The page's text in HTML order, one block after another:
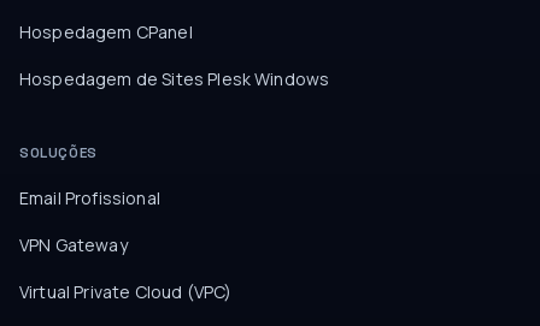
Hospedagem CPanel
Hospedagem de Sites Plesk Windows
SOLUÇÕES
Email Profissional
VPN Gateway
Virtual Private Cloud (VPC)